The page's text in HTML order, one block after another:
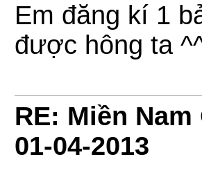
Em đăng kí 1
được hông ta
RE: Miền
01-04-2013